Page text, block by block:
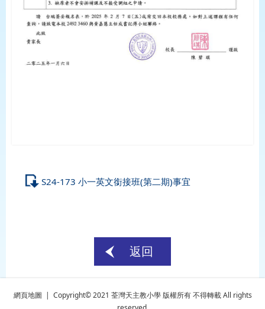
S24-173 小一英文銜接班(第二期)事宜
返回
網頁地圖 | Copyright© 2021 荃灣天主教小學 版權所有 不得轉載 All rights